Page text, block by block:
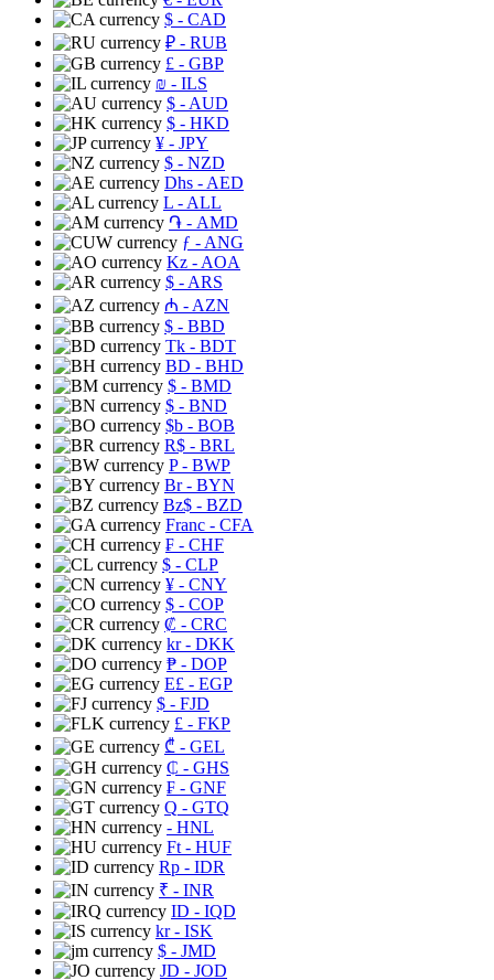
$ - CAD
₽ - RUB
£ - GBP
₪ - ILS
$ - AUD
$ - HKD
¥ - JPY
$ - NZD
Dhs - AED
L - ALL
֏ - AMD
ƒ - ANG
Kz - AOA
$ - ARS
₼ - AZN
$ - BBD
Tk - BDT
BD - BHD
$ - BMD
$ - BND
$b - BOB
R$ - BRL
P- BWP
Br- BYN
Bz$ - BZD
Franc - CFA
₣ - CHF
$ - CLP
¥ - CNY
$ - COP
₡ - CRC
kr- DKK
₱ - DOP
E£ - EGP
$ - FJD
£ - FKP
₾ - GEL
₵ - GHS
₣ - GNF
Q - GTQ
- HNL
Ft - HUF
Rp - IDR
₹ - INR
ID - IQD
kr- ISK
$ - JMD
JD - JOD